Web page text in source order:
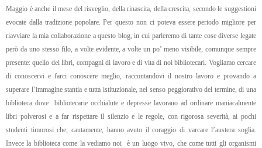
Maggio è anche il mese del risveglio, della rinascita, della crescita, secondo le suggestioni
evocate dalla tradizione popolare.Per questo non ci poteva essere periodo migliore per
riavviare la mia collaborazione a questo blog, in cui parleremo di tante cose diverse legate
però da uno stesso filo, a volte evidente, a volte un po’ meno visibile, comunque sempre
presente: quello dei libri, compagni di lavoro e di vita di noi bibliotecari. Vogliamo cercare
di conoscervi e farci conoscere meglio, raccontandovi il nostro lavoro e provando a
superare l’immagine stantia e tutta istituzionale, nel senso peggiorativo del termine, di una
biblioteca dove
bibliotecarie occhialute e depresse lavorano ad ordinare maniacalmente
libri polverosi e a far rispettare il silenzio e le regole, con rigorosa severità, ai pochi
studenti timorosi che, cautamente, hanno avuto il coraggio di varcare l’austera soglia.
Invece la biblioteca come la vediamo noi
è un luogo vivo, che come tutti gli organismi